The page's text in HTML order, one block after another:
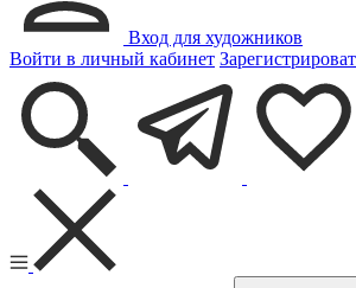
Вход для художников
Войти в личный кабинет